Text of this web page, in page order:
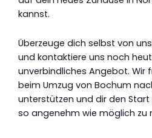
kannst.
Überzeuge dich selbst von
und kontaktiere uns noch
unverbindliches Angebot. Wir
beim Umzug von Bochum
unterstützen und dir den Start
so angenehm wie möglich zu